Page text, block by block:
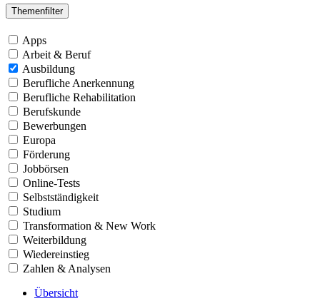
Themenfilter
Apps
Arbeit & Beruf
Ausbildung
Berufliche Anerkennung
Berufliche Rehabilitation
Berufskunde
Bewerbungen
Europa
Förderung
Jobbörsen
Online-Tests
Selbstständigkeit
Studium
Transformation & New Work
Weiterbildung
Wiedereinstieg
Zahlen & Analysen
Übersicht